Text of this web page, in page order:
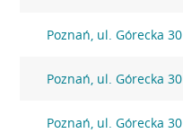
Poznań, ul. Górecka 30
Poznań, ul. Górecka 30
Poznań, ul. Górecka 30